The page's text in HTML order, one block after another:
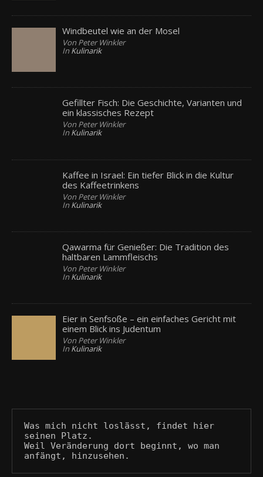
Windbeutel wie an der Mosel
Von Peter Winkler
In Kulinarik
Gefillter Fisch: Die Geschichte, Varianten und
ein klassisches Rezept
Von Peter Winkler
In Kulinarik
Kaffee in Israel: Ein tiefer Blick in die Kultur
des Kaffeetrinkens
Von Peter Winkler
In Kulinarik
Qawarma für Genießer: Die Tradition des
haltbaren Lammfleischs
Von Peter Winkler
In Kulinarik
Eier in Senfsoße – ein einfaches Gericht mit
einem Blick ins Judentum
Von Peter Winkler
In Kulinarik
Was mich nicht loslässt, findet hier
seinen Platz.
Weil Veränderung dort beginnt, wo man
anfängt, hinzusehen.